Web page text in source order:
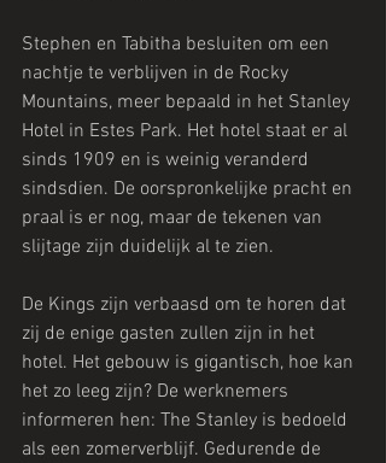
Stephen en Tabitha besluiten om een
nachtje te verblijven in de Rocky
Mountains, meer bepaald in het Stanley
Hotel in Estes Park. Het hotel staat er al
sinds 1909 en is weinig veranderd
sindsdien. De oorspronkelijke pracht en
praal is er nog, maar de tekenen van
slijtage zijn duidelijk al te zien.
De Kings zijn verbaasd om te horen dat
zij de enige gasten zullen zijn in het
hotel. Het gebouw is gigantisch, hoe kan
het zo leeg zijn? De werknemers
informeren hen: The Stanley is bedoeld
als een zomerverblijf. Gedurende de